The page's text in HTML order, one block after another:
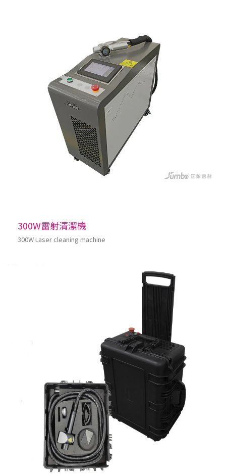
300W雷射清潔機
300W Laser cleaning machine